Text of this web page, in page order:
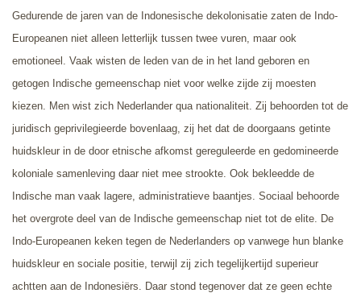
Gedurende de jaren van de Indonesische dekolonisatie zaten de Indo-
Europeanen niet alleen letterlijk tussen twee vuren, maar ook
emotioneel. Vaak wisten de leden van de in het land geboren en
getogen Indische gemeenschap niet voor welke zijde zij moesten
kiezen. Men wist zich Nederlander qua nationaliteit. Zij behoorden tot de
juridisch geprivilegieerde bovenlaag, zij het dat de doorgaans getinte
huidskleur in de door etnische afkomst gereguleerde en gedomineerde
koloniale samenleving daar niet mee strookte. Ook bekleedde de
Indische man vaak lagere, administratieve baantjes. Sociaal behoorde
het overgrote deel van de Indische gemeenschap niet tot de elite. De
Indo-Europeanen keken tegen de Nederlanders op vanwege hun blanke
huidskleur en sociale positie, terwijl zij zich tegelijkertijd superieur
achtten aan de Indonesiërs. Daar stond tegenover dat ze geen echte